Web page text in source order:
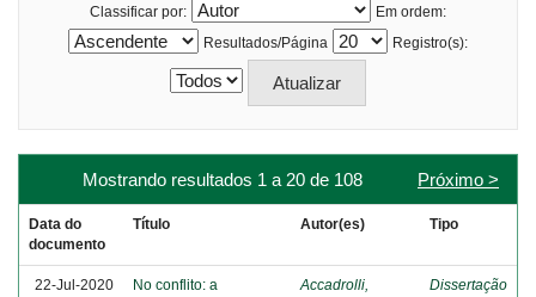
Classificar por:
Em ordem:
Resultados/Página
Registro(s):
Mostrando resultados 1 a 20 de 108 Próximo >
Data do
documento
Título Autor(es) Tipo
22-Jul-2020
No conflito: a
Accadrolli,
Dissertação